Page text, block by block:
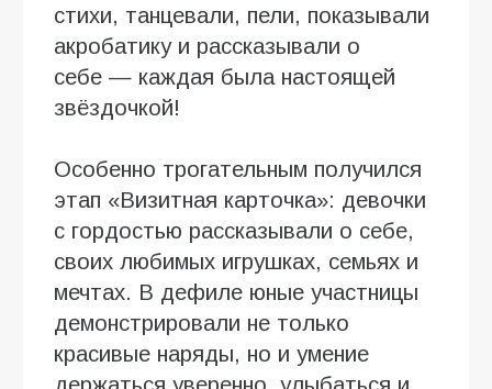
стихи, танцевали, пели, показывали
акробатику и рассказывали о
себе — каждая была настоящей
звёздочкой!
Особенно трогательным получился
этап «Визитная карточка»: девочки
с гордостью рассказывали о себе,
своих любимых игрушках, семьях и
мечтах. В дефиле юные участницы
демонстрировали не только
красивые наряды, но и умение